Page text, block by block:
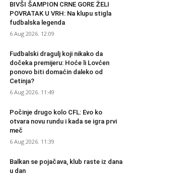
BIVŠI ŠAMPION CRNE GORE ŽELI
POVRATAK U VRH: Na klupu stigla
fudbalska legenda
6 Aug 2026. 12:09
Fudbalski dragulj koji nikako da
dočeka premijeru: Hoće li Lovćen
ponovo biti domaćin daleko od
Cetinja?
6 Aug 2026. 11:49
Počinje drugo kolo CFL: Evo ko
otvara novu rundu i kada se igra prvi
meč
6 Aug 2026. 11:39
Balkan se pojačava, klub raste iz dana
u dan